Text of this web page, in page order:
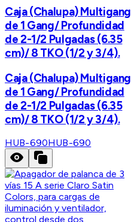
Caja (Chalupa) Multigang
de 1 Gang/ Profundidad
de 2-1/2 Pulgadas (6.35
cm)/ 8 TKO (1/2 y 3/4).
Caja (Chalupa) Multigang
de 1 Gang/ Profundidad
de 2-1/2 Pulgadas (6.35
cm)/ 8 TKO (1/2 y 3/4).
HUB-690HUB-690